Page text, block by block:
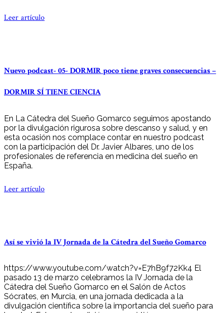
Leer artículo
Nuevo podcast- 05- DORMIR poco tiene graves consecuencias –
DORMIR SÍ TIENE CIENCIA
En La Cátedra del Sueño Gomarco seguimos apostando
por la divulgación rigurosa sobre descanso y salud, y en
esta ocasión nos complace contar en nuestro podcast
con la participación del Dr. Javier Albares, uno de los
profesionales de referencia en medicina del sueño en
España.
Leer artículo
Así se vivió la IV Jornada de la Cátedra del Sueño Gomarco
https://www.youtube.com/watch?v=E7hB9f72Kk4 El
pasado 13 de marzo celebramos la IV Jornada de la
Cátedra del Sueño Gomarco en el Salón de Actos
Sócrates, en Murcia, en una jornada dedicada a la
divulgación científica sobre la importancia del sueño para